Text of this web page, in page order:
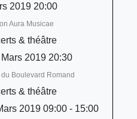
2019 20:00
Aura Musicae
& théâtre
2019 20:30
Boulevard Romand
& théâtre
2019 09:00 - 15:00